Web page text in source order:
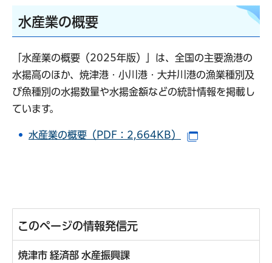
水産業の概要
「水産業の概要（2025年版）」は、全国の主要漁港の
水揚高のほか、焼津港・小川港・大井川港の漁業種別及
び魚種別の水揚数量や水揚金額などの統計情報を掲載し
ています。
水産業の概要（PDF：2,664KB）
このページの情報発信元
焼津市 経済部 水産振興課